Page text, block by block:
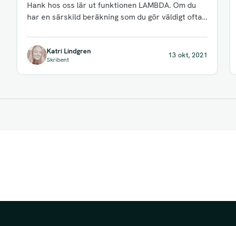
Hank hos oss lär ut funktionen LAMBDA. Om du
har en särskild beräkning som du gör väldigt ofta,
Katri Lindgren
Skribent
13 okt, 2021